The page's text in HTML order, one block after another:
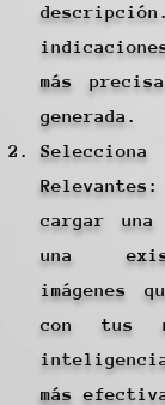
más
generada.
cargar
una
imágenes
con tus
más